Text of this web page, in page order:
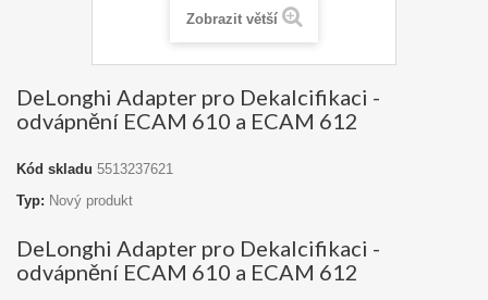
Zobrazit větší
DeLonghi Adapter pro Dekalcifikaci -
odvápnění ECAM 610 a ECAM 612
Kód skladu 5513237621
Typ: Nový produkt
DeLonghi Adapter pro Dekalcifikaci -
odvápnění ECAM 610 a ECAM 612